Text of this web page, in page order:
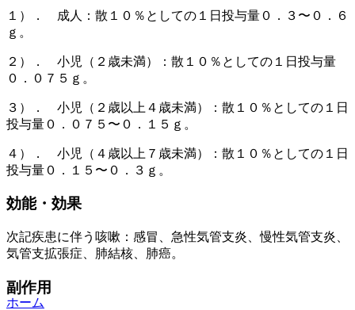
１）． 成人：散１０％としての１日投与量０．３〜０．６
ｇ。
２）． 小児（２歳未満）：散１０％としての１日投与量
０．０７５ｇ。
３）． 小児（２歳以上４歳未満）：散１０％としての１日
投与量０．０７５〜０．１５ｇ。
４）． 小児（４歳以上７歳未満）：散１０％としての１日
投与量０．１５〜０．３ｇ。
効能・効果
次記疾患に伴う咳嗽：感冒、急性気管支炎、慢性気管支炎、
気管支拡張症、肺結核、肺癌。
副作用
ホーム